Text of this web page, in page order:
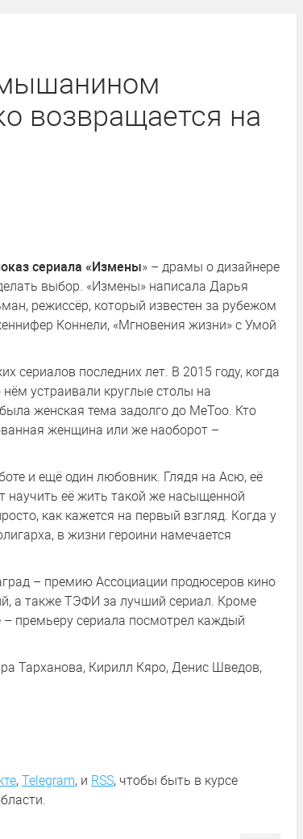
возвращается на
сериала «Измены» – драмы о дизайнере
выбор. «Измены» написала Дарья
режиссёр, который известен за рубежом
Коннели, «Мгновения жизни» с Умой
сериалов последних лет. В 2015 году, когда
устраивали круглые столы на
женская тема задолго до MeToo. Кто
женщина или же наоборот –
и ещё один любовник. Глядя на Асю, её
научить её жить такой же насыщенной
как кажется на первый взгляд. Когда у
в жизни героини намечается
– премию Ассоциации продюсеров кино
а также ТЭФИ за лучший сериал. Кроме
премьеру сериала посмотрел каждый
Тарханова, Кирилл Кяро, Денис Шведов,
,Telegram, и RSS, чтобы быть в курсе